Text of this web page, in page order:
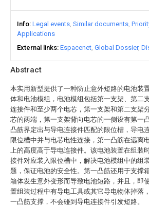
Abstract
本实用新型提供了一种防止意外短路的电池装
体和电池模组，电池模组包括第一支架、第二
连接件和至少两个电芯，第一支架和第二支架
芯的两端，第一支架背向电芯的一侧设有第一
凸筋界定出与导电连接件匹配的限位槽，导电
限位槽中并与电芯电性连接，第一凸筋在远离
上的高度高于导电连接件。该电池装置在组装
接件对应装入限位槽中，解决电池模组中的组
题，保证电池的安全性。第一凸筋还用于支撑
箱体发生意外变形而导致电池短路，并且，即
置组装过程中有导电工具或其它导电物体掉落
一凸筋支撑，不会碰到导电连接件引发短路。
Info Legal events Similar documents
Applications
External links Espacenet Global Dossier